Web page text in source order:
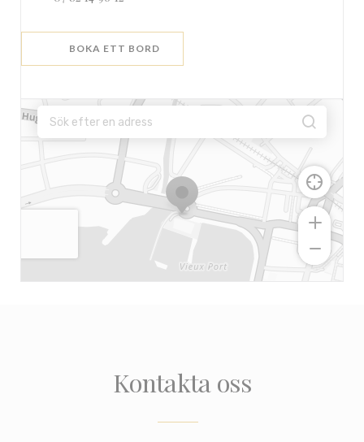
BOKA ETT BORD
Kontakta oss